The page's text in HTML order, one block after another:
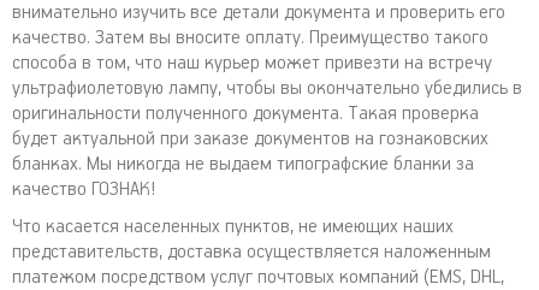
внимательно изучить все детали документа и проверить его
качество. Затем вы вносите оплату. Преимущество такого
способа в том, что наш курьер может привезти на встречу
ультрафиолетовую лампу, чтобы вы окончательно убедились в
оригинальности полученного документа. Такая проверка
будет актуальной при заказе документов на гознаковских
бланках. Мы никогда не выдаем типографские бланки за
качество ГОЗНАК!
Что касается населенных пунктов, не имеющих наших
представительств, доставка осуществляется наложенным
платежом посредством услуг почтовых компаний (EMS, DHL,